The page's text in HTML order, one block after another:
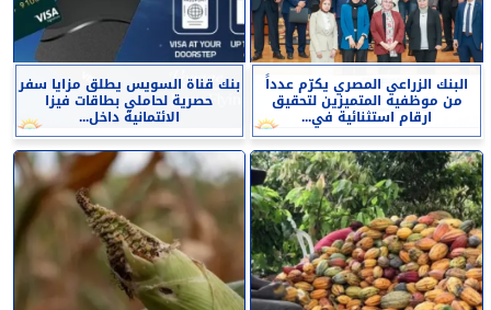
البنك الزراعي المصري يكرّم عدداً
من موظفيه المتميزين لتحقيق
ارقام استثنائية في...
بنك قناة السويس يطلق مزايا سفر
حصرية لحاملي بطاقات فيزا
الائتمانية داخل...